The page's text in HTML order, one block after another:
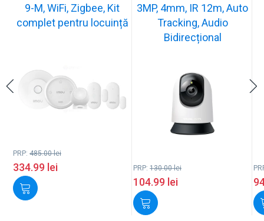
9-M, WiFi, Zigbee, Kit
complet pentru locuință
PRP: 485.00lei
334.99 lei
3MP, 4mm, IR 12m, Auto
Tracking, Audio
Bidirecțional
PRP: 130.00lei
104.99 lei